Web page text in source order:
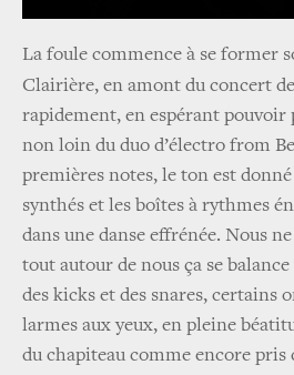
La foule commence à se former
Clairière, en amont du concert de
rapidement, en espérant pouvoir
non loin du duo d’électro from
premières notes, le ton est donné
synthés et les boîtes à rythmes
dans une danse effrénée. Nous
tout autour de nous ça se
des kicks et des snares, certains
larmes aux yeux, en pleine
du chapiteau comme encore pris